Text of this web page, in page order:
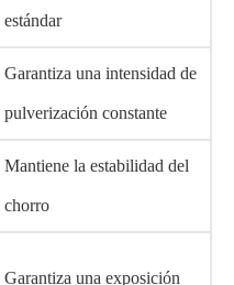
estándar
Garantiza una intensidad de
pulverización constante
Mantiene la estabilidad del
chorro
Garantiza una exposición